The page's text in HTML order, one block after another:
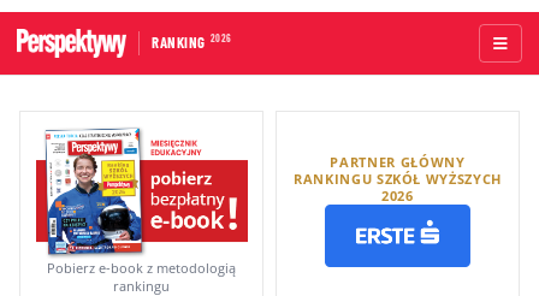
RANKING 2026
STRONA GŁÓWNA
UCZELNIE AKADEMICKIE
UCZELNIE ZAWODOWE
RANKINGI WG TYPÓW UCZELNI
Pobierz e-book z metodologią
rankingu
PARTNER GŁÓWNY
RANKINGU SZKÓŁ WYŻSZYCH
2026